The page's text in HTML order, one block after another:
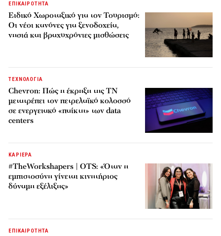
ΕΠΙΚΑΙΡΟΤΗΤΑ
Ειδικό Χωροταξικό για τον Τουρισμό:
Οι νέοι κανόνες για ξενοδοχεία,
νησιά και βραχυχρόνιες μισθώσεις
ΤΕΧΝΟΛΟΓΙΑ
Chevron: Πώς η έκρηξη της ΤΝ
μετατρέπει τον πετρελαϊκό κολοσσό
σε ενεργειακό «παίκτη» των data
centers
ΚΑΡΙΕΡΑ
#TheWorkshapers | OTS: «Όταν η
εμπιστοσύνη γίνεται κινητήριος
δύναμη εξέλιξης»
ΕΠΙΚΑΙΡΟΤΗΤΑ